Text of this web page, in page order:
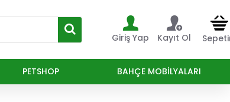
Giriş Yap Kayıt Ol
PETSHOP BAHÇE MOBILYALARI